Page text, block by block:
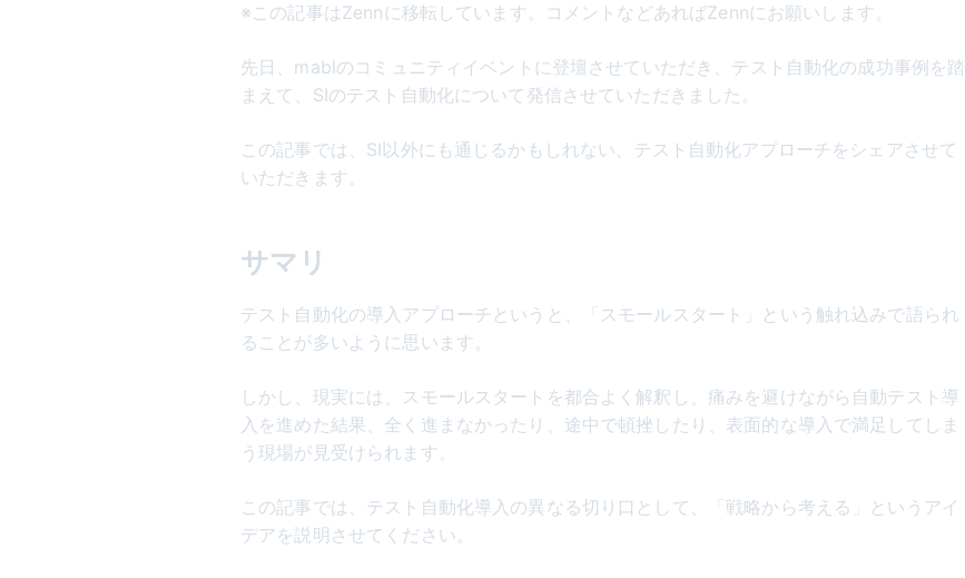
※この記事はZennに移転しています。コメントなどあればZennにお願いします。
先日、mablのコミュニティイベントに登壇させていただき、テスト自動化の成功事例を踏
まえて、SIのテスト自動化について発信させていただきました。
この記事では、SI以外にも通じるかもしれない、テスト自動化アプローチをシェアさせて
いただきます。
サマリ
テスト自動化の導入アプローチというと、「スモールスタート」という触れ込みで語られ
ることが多いように思います。
しかし、現実には、スモールスタートを都合よく解釈し、痛みを避けながら自動テスト導
入を進めた結果、全く進まなかったり、途中で頓挫したり、表面的な導入で満足してしま
う現場が見受けられます。
この記事では、テスト自動化導入の異なる切り口として、「戦略から考える」というアイ
デアを説明させてください。